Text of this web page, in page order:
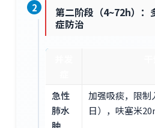
2
第二阶段（4~72h）：
症防治
急性
肺水
肿
加强吸痰，限
日），呋塞米